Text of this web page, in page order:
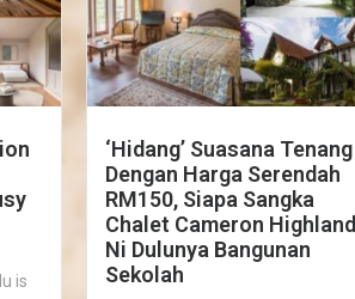
is
‘Hidang’ Suasana Tenang
Dengan Harga Serendah
RM150, Siapa Sangka
Chalet Cameron Highland
Ni Dulunya Bangunan
Sekolah